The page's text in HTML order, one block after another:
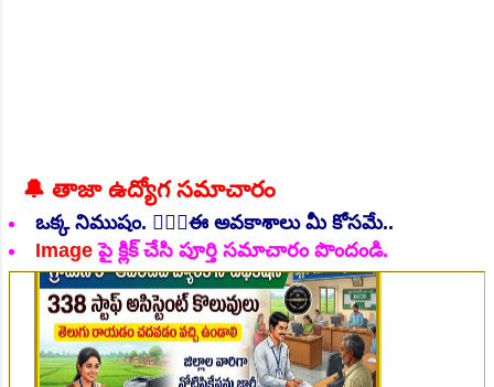
🔔 తాజా ఉద్యోగ సమాచారం
ఒక్క నిముషం. 💁🏻‍♂️ఈ అవకాశాలు మీ కోసమే..
Imageపై క్లిక్ చేసి పూర్తి సమాచారం పొందండి.